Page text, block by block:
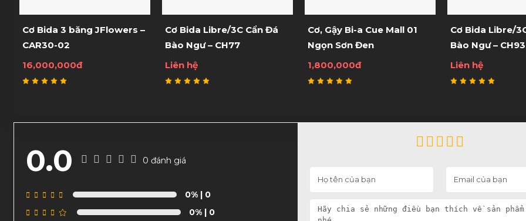
Cơ Bida 3 băng JFlowers –
CAR30-02
16,000,000đ
Cơ Bida Libre/3C Cẩn Đá
Bào Ngư – CH77
Liên hệ
Cơ, Gậy Bi-a Cue Mall 01
Ngọn Sơn Đen
1,800,000đ
Cơ Bida Libre/
Bào Ngư – CH93
Liên hệ
0.0 0 đánh giá
0%| 0
0%| 0